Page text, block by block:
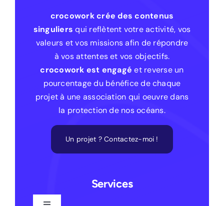
crocowork crée des contenus
singuliers qui reflètent votre activité, vos
valeurs et vos missions afin de répondre
à vos attentes et vos objectifs.
crocowork est engagé et reverse un
pourcentage du bénéfice de chaque
projet à une association qui oeuvre dans
la protection de nos océans.
Un projet ? Contactez-moi !
Services